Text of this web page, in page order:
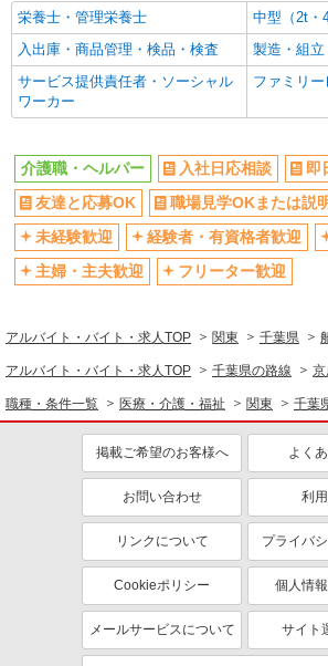
自転車通勤OK
残業ほぼな
副業・WワークOK
転勤なし
交通費支給
社会保険あ
産休・育休取得実績あり
各種手当
研修制度あり
社員登用あ
資格取得支援制度あり
髪型・髪色
髭（ひげ）OK
ネイルOK
同じ職種から求人を探す
介護職・ヘルパー
未経験歓迎
ミドル（
副業・WワークOK
交通費支給
産休・育
社員登用あり
栄養士・管理栄養士
中型（2t・
入出庫・商品管理・検品・検査
製造・組立
サービス提供責任者・ソーシャル
ワーカー
ファミリ
介護職・ヘルパー 入社日応相談
即
友達と応募OK
職場見学OKまたは説
未経験歓迎
経験者・有資格者歓迎
主婦・主夫歓迎
フリーター歓迎
アルバイト・バイト・求人TOP 関東 千葉県
アルバイト・バイト・求人TOP 千葉県の路線 京
職種・条件一覧 医療・介護・福祉 関東 千葉
掲載ご希望のお客様へ よく
お問い合わせ 利
リンクについて プライバ
Cookieポリシー 個人情
メールサービスについて サイト